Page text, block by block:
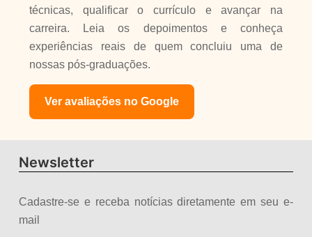
técnicas, qualificar o currículo e avançar na
carreira. Leia os depoimentos e conheça
experiências reais de quem concluiu uma de
nossas pós-graduações.
Ver avaliações no Google
Newsletter
Cadastre-se e receba notícias diretamente em seu e-
mail